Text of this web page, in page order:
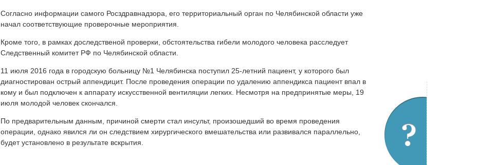
Согласно информации самого Росздравнадзора, его территориальный орган по Челябинской области уже
начал соответствующие проверочные мероприятия.
Кроме того, в рамках доследственой проверки, обстоятельства гибели молодого человека расследует
Следственный комитет РФ по Челябинской области.
11 июля 2016 года в городскую больницу №1 Челябинска поступил 25-летний пациент, у которого был
диагностирован острый аппендицит. После проведения операции по удалению аппендикса пациент впал в
кому и был подключен к аппарату искусственной вентиляции легких. Несмотря на предпринятые меры, 19
июля молодой человек скончался.
По предварительным данным, причиной смерти стал инсульт, произошедший во время проведения
операции, однако явился ли он следствием хирургического вмешательства или развивался параллельно,
будет установлено в результате вскрытия.